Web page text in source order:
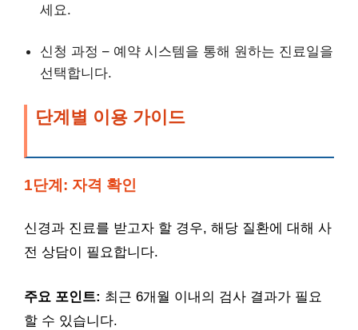
세요.
신청 과정 – 예약 시스템을 통해 원하는 진료일을
선택합니다.
단계별 이용 가이드
1단계: 자격 확인
신경과 진료를 받고자 할 경우, 해당 질환에 대해 사
전 상담이 필요합니다.
주요 포인트: 최근 6개월 이내의 검사 결과가 필요
할 수 있습니다.